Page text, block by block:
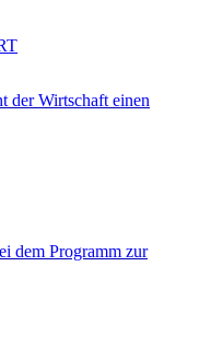
der Wirtschaft einen
dem Programm zur